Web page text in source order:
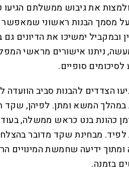
ולמצות את גיבוש ממשלתם
על מסמך הבנות ראשוני
ובמקביל ימשיכו את הדיונים
ניתנו אישורים מראשי
לסיכומים סופיים.
הצדדים להבנות סביב הוועדה
המשא ומתן. לפיהן, שקד
כהונת בנט כראש ממשלה,
לפיד. מבחינת שקד מדובר
ומתוך ידיעה שחמשת
בזמנה.